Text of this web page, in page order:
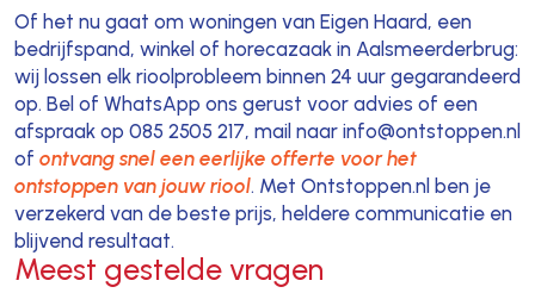
Of het nu gaat om woningen van Eigen Haard, een
bedrijfspand, winkel of horecazaak in Aalsmeerderbrug:
wij lossen elk rioolprobleem binnen 24 uur gegarandeerd
op. Bel of WhatsApp ons gerust voor advies of een
afspraak op 085 2505 217, mail naar info@ontstoppen.nl
of ontvang snel een eerlijke offerte voor het
ontstoppen van jouw riool. Met Ontstoppen.nl ben je
verzekerd van de beste prijs, heldere communicatie en
blijvend resultaat.
Meest gestelde vragen